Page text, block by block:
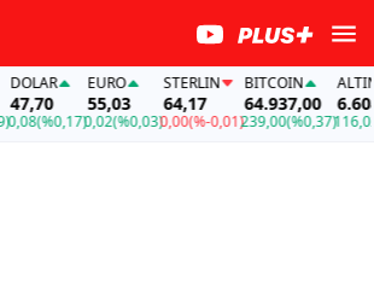
DOLAR
47,70
(%0,17)
EURO
55,03
0,02(%0,03)
STERLIN
64,17
0,00(%-0,01)
BITCOIN
64.937,00
239,00(%0,37)
ALTIN
116,02